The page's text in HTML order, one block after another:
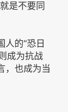
是不要同
人的“恐日
成为抗战
，也成为当